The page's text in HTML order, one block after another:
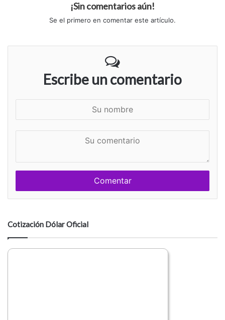
¡Sin comentarios aún!
Se el primero en comentar este artículo.
Escribe un comentario
e
n
a
i
o
Cotización Dólar Oficial